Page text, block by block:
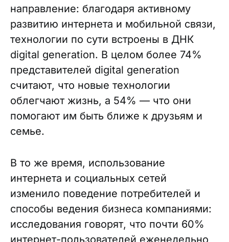
направление: благодаря активному
развитию интернета и мобильной связи,
технологии по сути встроены в ДНК
digital generation. В целом более 74%
представителей digital generation
считают, что новые технологии
облегчают жизнь, а 54% — что они
помогают им быть ближе к друзьям и
семье.
В то же время, использование
интернета и социальных сетей
изменило поведение потребителей и
способы ведения бизнеса компаниями:
исследования говорят, что почти 60%
интернет-пользователей еженедельно